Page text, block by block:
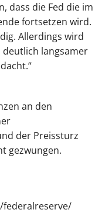
dass die Fed die im
fortsetzen wird.
Allerdings wird
langsamer
an den
der Preissturz
gezwungen.